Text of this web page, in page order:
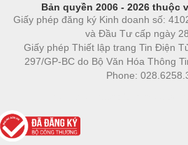
Bản quyền 2006 - 2026 thuộc
Giấy phép đăng ký Kinh doanh số:
và Đầu Tư cấp ngày
Giấy phép Thiết lập trang Tin Điện
297/GP-BC do Bộ Văn Hóa Thông
Phone: